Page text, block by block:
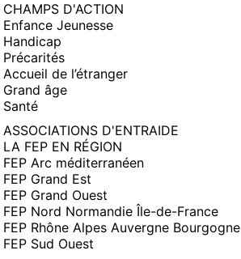
CHAMPS D'ACTION
Enfance Jeunesse
Handicap
Précarités
Accueil de l’étranger
Grand âge
Santé
ASSOCIATIONS D'ENTRAIDE
LA FEP EN RÉGION
FEP Arc méditerranéen
FEP Grand Est
FEP Grand Ouest
FEP Nord Normandie Île-de-France
FEP Rhône Alpes Auvergne Bourgogne
FEP Sud Ouest